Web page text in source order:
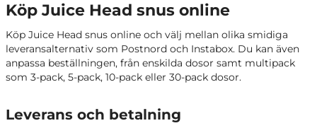
Köp Juice Head snus online
Köp Juice Head snus online och välj mellan olika smidiga
leveransalternativ som Postnord och Instabox. Du kan även
anpassa beställningen, från enskilda dosor samt multipack
som 3-pack, 5-pack, 10-pack eller 30-pack dosor.
Leverans och betalning